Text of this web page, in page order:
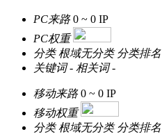
PC来路 0 ~ 0 IP
PC权重
分类 根域无分类 分类排名
关键词 - 相关词 -
移动来路 0 ~ 0 IP
移动权重
分类 根域无分类 分类排名